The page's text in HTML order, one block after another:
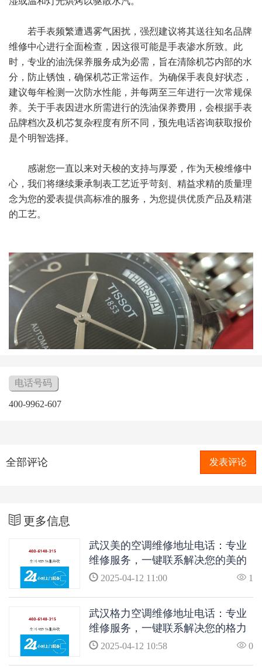
若手表频繁遭遇雾气困扰，强烈建议将其送往知名品牌
维修中心进行全面检查，因这很可能是手表渗水所致。此
时，专业的油洗保养服务成为必需，旨在清除机芯内部的水
分，防止锈蚀，确保机芯正常运作。为确保手表良好状态，
建议每年检测一次防水性能，并每两至三年进行一次常规保
养。关于手表因进水所需进行的洗油保养费用，会根据手表
品牌档次及机芯复杂程度有所不同，预先电话咨询获取报价
是个明智选择。
感谢您一直以来对天梭的支持与厚爱，作为天梭维修中
心，我们将继续秉承制表工艺近乎苛刻、精益求精的质量理
念为您的爱表提供高标准的服务，为您提供优质产品及精湛
的工艺。
电话号码
400-9962-607
全部评论 发表评论
更多信息
武汉美的空调维修地址电话：专业
维修服务，一键联系解决您的美的
空调问题
2025-04-12 11:00 1
武汉格力空调维修地址电话：专业
维修服务，一键联系解决您的格力
空调问题
2025-04-12 10:58 0